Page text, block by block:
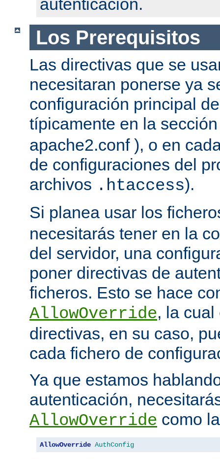
autenticación.
Los Prerequisitos
Las directivas que se
necesitaran ponerse ya
configuración principal
típicamente en la
apache2.conf ), o en
de configuraciones del
archivos .htaccess).
Si planea usar los
necesitarás tener en la
del servidor, una
poner directivas de
ficheros. Esto se hace
AllowOverride, la
directivas, en su caso,
cada fichero de
Ya que estamos
autenticación,
AllowOverride como
AllowOverride AuthConfig